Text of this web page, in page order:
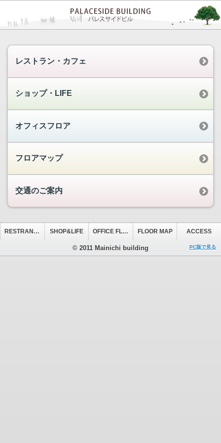
レストラン・カフェ
ショップ・LIFE
オフィスフロア
フロアマップ
交通のご案内
RESTRANT&CAFE SHOP&LIFE OFFICE FLOOR FLOOR MAP ACCESS
© 2011 Mainichi building PC版で見る